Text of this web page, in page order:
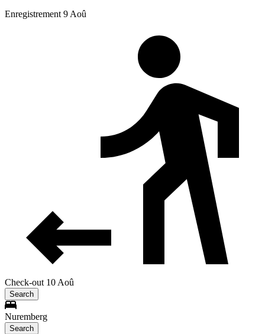
Enregistrement 9 Aoû
Check-out 10 Aoû
Search
Nuremberg
Search